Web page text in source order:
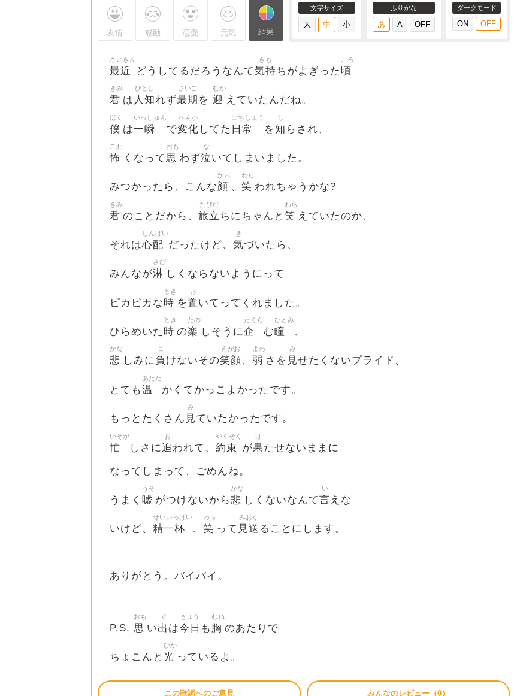
友情 感動 恋愛 元気 結果
文字サイズ ふりがな ダークモード
最近
さいきん
どうしてるだろうなんて気持
きも
ちがよぎった頃
ころ
君
きみ
は 人知
ひとし
れず最期
さいご
を 迎
むか
えていたんだね。
僕
ぼく
は一瞬
いっしゅん
で変化
へんか
してた 日常
にちじょう
を知
し
らされ、
怖
こわ
くなって思
おも
わず泣
な
いてしまいました。
みつかったら、こんな顔
かお
、 笑
わら
われちゃうかな?
君
きみ
のことだから、 旅立
たびだ
ちにちゃんと 笑
わら
えていたのか、
それは心配
しんぱい
だったけど、 気
き
づいたら、
みんなが淋
さび
しくならないようにって
ピカピカな時
とき
を置
お
いてってくれました。
ひらめいた 時
とき
の楽
たの
しそうに企
たくら
む瞳
ひとみ
、
悲
かな
しみに負
ま
けないその笑顔
えがお
、 弱
よわ
さを 見
み
せたくないプライド、
とても温
あたた
かくてかっこよかったです。
もっとたくさん 見
み
ていたかったです。
忙
いそが
しさに追
お
われて、 約束
やくそく
が果
は
たせないままに
なってしまって、ごめんね。
うまく 嘘
うそ
がつけないから悲
かな
しくないなんて言
い
えな
いけど、 精一杯
せいいっぱい
、 笑
わら
って 見送
みおく
ることにします。
ありがとう。バイバイ。
P.S. 思
おも
い出
で
は今日
きょう
も 胸
むね
のあたりで
ちょこんと 光
ひか
っているよ。
この歌詞へのご意見 みんなのレビュー（0）